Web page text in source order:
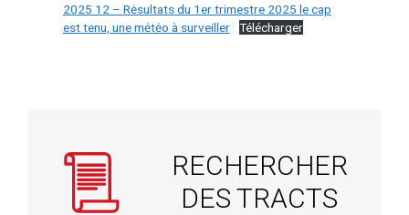
2025 12 – Rėsultats du 1er trimestre 2025 le cap
est tenu, une mėtėo à surveiller
Télécharger
RECHERCHER
DES TRACTS